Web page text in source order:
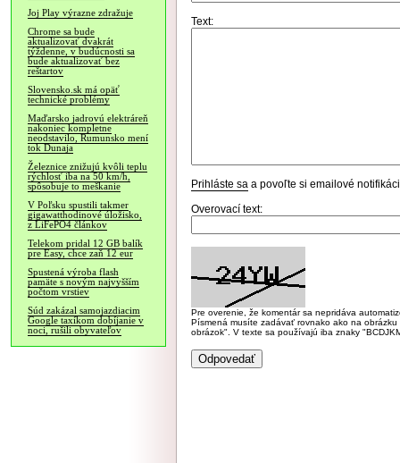
Joj Play výrazne zdražuje
Chrome sa bude
aktualizovať dvakrát
týždenne, v budúcnosti sa
bude aktualizovať bez
reštartov
Slovensko.sk má opäť
technické problémy
Maďarsko jadrovú elektráreň
nakoniec kompletne
neodstavilo, Rumunsko mení
tok Dunaja
Železnice znižujú kvôli teplu
rýchlosť iba na 50 km/h,
spôsobuje to meškanie
V Poľsku spustili takmer
gigawatthodinové úložisko,
z LiFePO4 článkov
Telekom pridal 12 GB balík
pre Easy, chce zaň 12 eur
Spustená výroba flash
pamäte s novým najvyšším
počtom vrstiev
Súd zakázal samojazdiacim
Google taxíkom dobíjanie v
noci, rušili obyvateľov
Text:
Prihláste sa a povoľte si emailové
Overovací text:
Pre overenie, že komentár sa nepridáva
Písmená musíte zadávať rovnako ako na
obrázok". V texte sa používajú iba znaky